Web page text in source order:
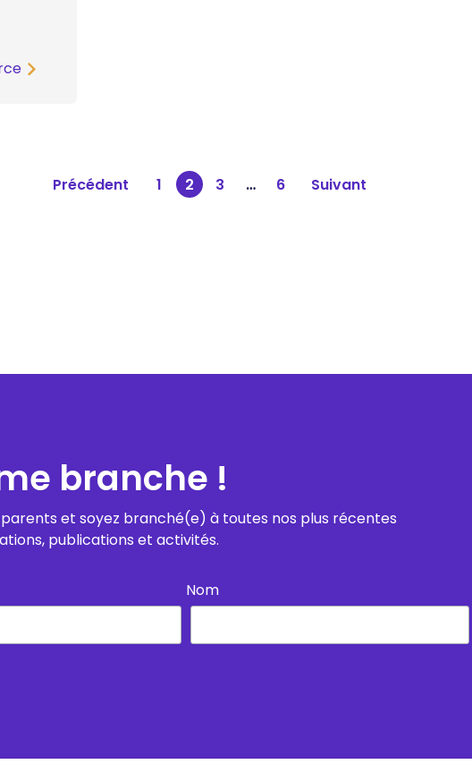
Précédent 1 2 3 … 6 Suivant
branche !
et soyez branché(e) à toutes nos plus récentes
publications et activités.
Nom